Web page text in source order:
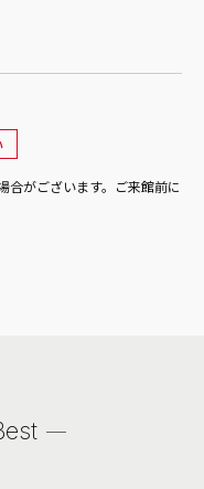
合がございます。ご来館前に